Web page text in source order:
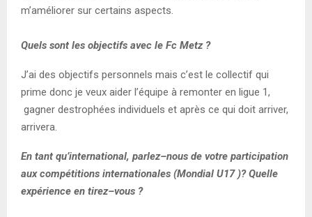
m’améliorer sur certains aspects.
Quels sont les objectifs avec le Fc Metz ?
J’ai des objectifs personnels mais c’est le collectif qui
prime donc je veux aider l’équipe à remonter en ligue 1,
gagner destrophées individuels et après ce qui doit arriver,
arrivera.
En tant qu’international, parlez–nous de votre participation
aux compétitions internationales (Mondial U17 )? Quelle
expérience en tirez–vous ?